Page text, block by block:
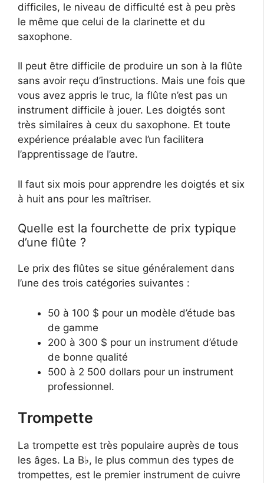
difficiles, le niveau de difficulté est à peu près
le même que celui de la clarinette et du
saxophone.
Il peut être difficile de produire un son à la flûte
sans avoir reçu d’instructions. Mais une fois que
vous avez appris le truc, la flûte n’est pas un
instrument difficile à jouer. Les doigtés sont
très similaires à ceux du saxophone. Et toute
expérience préalable avec l’un facilitera
l’apprentissage de l’autre.
Il faut six mois pour apprendre les doigtés et six
à huit ans pour les maîtriser.
Quelle est la fourchette de prix typique
d’une flûte ?
Le prix des flûtes se situe généralement dans
l’une des trois catégories suivantes :
50 à 100 $ pour un modèle d’étude bas
de gamme
200 à 300 $ pour un instrument d’étude
de bonne qualité
500 à 2 500 dollars pour un instrument
professionnel.
Trompette
La trompette est très populaire auprès de tous
les âges. La B♭, le plus commun des types de
trompettes, est le premier instrument de cuivre